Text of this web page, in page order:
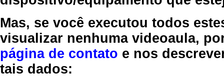
Mas, se você executou todos
visualizar nenhuma videoaula,
página de contato e nos
tais dados: